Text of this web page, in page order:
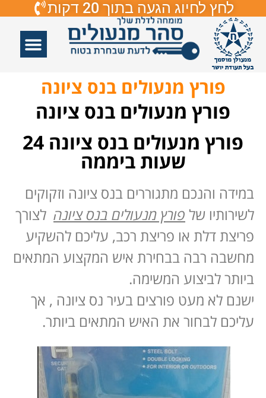
לחץ לחיוג הגעה בתוך 20 דקות
פורץ מנעולים בנס ציונה
פורץ מנעולים בנס ציונה
פורץ מנעולים בנס ציונה 24
שעות ביממה
במידה והנכם מתגוררים בנס ציונה וזקוקים
לשירותיו של פורץ מנעולים בנס ציונה לצורך
פריצת דלת או פריצת רכב, עליכם להשקיע
מחשבה רבה בבחירת איש המקצוע המתאים
ביותר לביצוע המשימה.
ישנם לא מעט פורצים בעיר נס ציונה , אך
עליכם לבחור את האיש המתאים ביותר.